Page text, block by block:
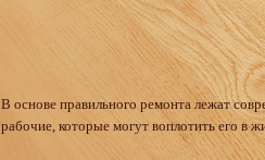
В основе правильного ремонта лежат
рабочие, которые могут воплотить его в